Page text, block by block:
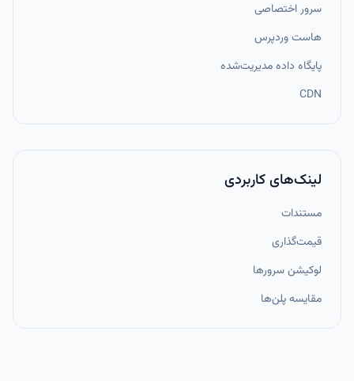
سرور اختصاصی
هاست وردپرس
پایگاه داده مدیریت‌شده
CDN
لینک‌های کاربردی
مستندات
قیمت‌گذاری
لوکیشن سرورها
مقایسه پلن‌ها